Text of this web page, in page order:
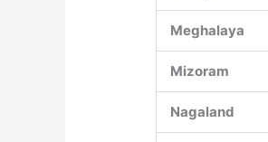
Meghalaya
Mizoram
Nagaland